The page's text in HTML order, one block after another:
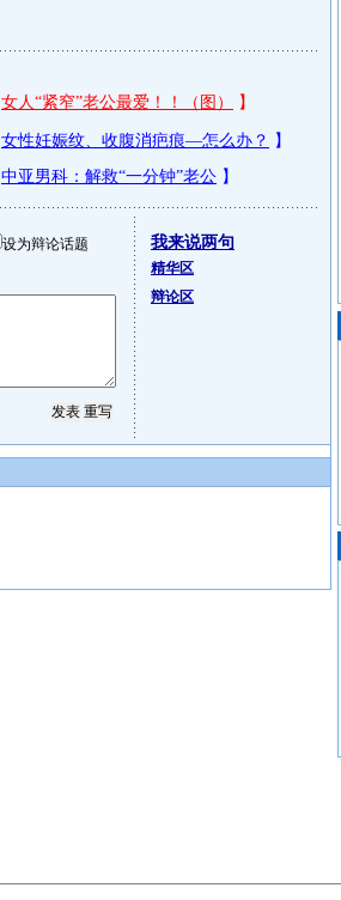
设为辩论话题 我来说两句
精华区
辩论区